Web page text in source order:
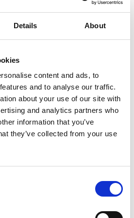
Details About
content and ads, to
and to analyse our traffic.
about your use of our site with
and analytics partners who
information that you’ve
they’ve collected from your use
Gebruik de keuzehulp:
Welke
of
is beter voor tijdelijke acties, snelle
is beter voor langdurige
en buitengebruik. Twijfel je? Vraag